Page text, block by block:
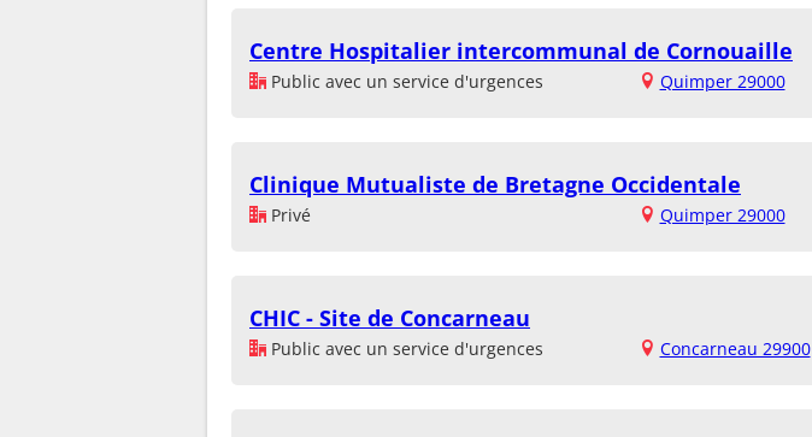
Centre Hospitalier intercommunal de Cornouaille
Public avec un service d'urgences Quimper 29000
Clinique Mutualiste de Bretagne Occidentale
Privé Quimper 29000
CHIC - Site de Concarneau
Public avec un service d'urgences Concarneau 29900